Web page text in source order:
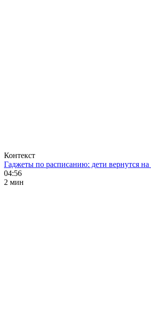
Контекст
Гаджеты по расписанию: дети вернутся
04:56
2 мин